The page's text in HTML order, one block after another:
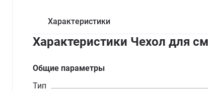
Характеристики
Характеристики Чехол для
Общие параметры
Тип